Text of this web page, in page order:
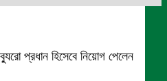
প্রধান হিসেবে নিয়োগ পেলেন